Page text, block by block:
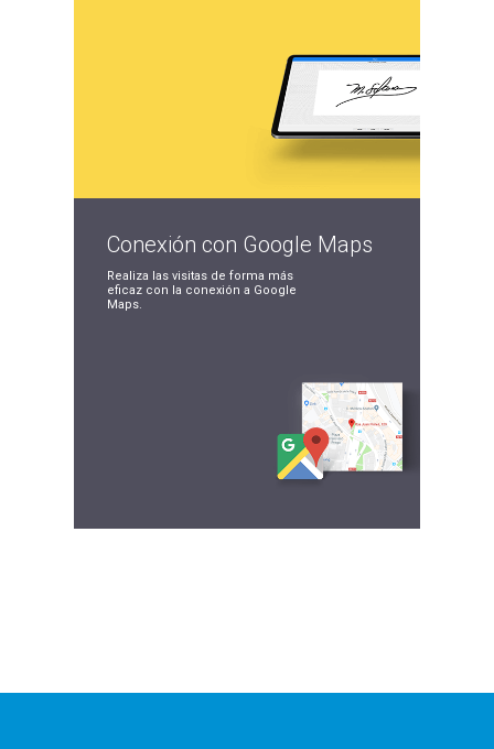
Conexión con Google Maps
Realiza las visitas de forma más
eficaz con la conexión a Google
Maps.